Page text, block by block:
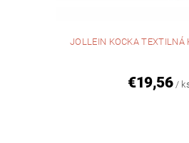
JOLLEIN KOCKA TEXTILNÁ
€19,56 /